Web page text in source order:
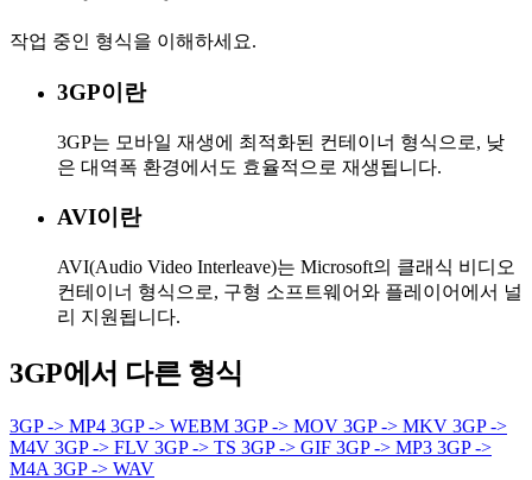
작업 중인 형식을 이해하세요.
3GP이란
3GP는 모바일 재생에 최적화된 컨테이너 형식으로, 낮
은 대역폭 환경에서도 효율적으로 재생됩니다.
AVI이란
AVI(Audio Video Interleave)는 Microsoft의 클래식 비디오
컨테이너 형식으로, 구형 소프트웨어와 플레이어에서 널
리 지원됩니다.
3GP에서 다른 형식
3GP -> MP4 3GP -> WEBM 3GP -> MOV 3GP -> MKV 3GP ->
M4V 3GP -> FLV 3GP -> TS 3GP -> GIF 3GP -> MP3 3GP ->
M4A 3GP -> WAV